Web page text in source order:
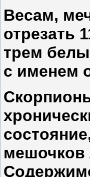
Весам,
отрезать
трем
с именем
мешочков